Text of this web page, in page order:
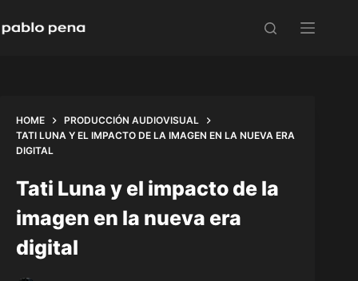
to
HOME
PRODUCCIÓN AUDIOVISUAL
TATI LUNA Y EL IMPACTO DE LA IMAGEN EN LA NUEVA ERA
DIGITAL
Tati Luna y el impacto de la
imagen en la nueva era
digital